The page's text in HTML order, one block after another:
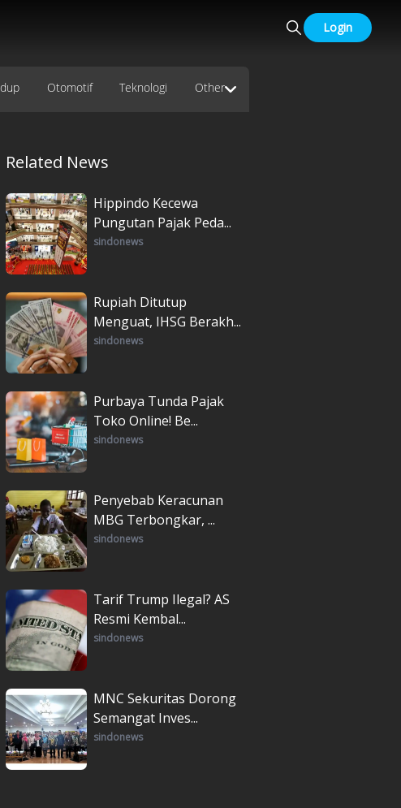
Login
Otomotif Teknologi Other
Related News
Hippindo Kecewa
Pungutan Pajak Peda...
sindonews
Rupiah Ditutup
Menguat, IHSG Berakh...
sindonews
Purbaya Tunda Pajak
Toko Online! Be...
sindonews
Penyebab Keracunan
MBG Terbongkar, ...
sindonews
Tarif Trump Ilegal? AS
Resmi Kembal...
sindonews
MNC Sekuritas Dorong
Semangat Inves...
sindonews